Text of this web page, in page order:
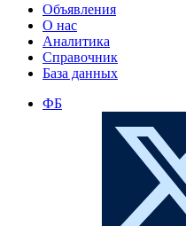
Объявления
О нас
Аналитика
Справочник
База данных
ФБ